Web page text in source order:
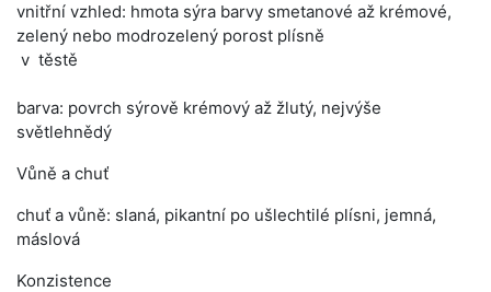
vnitřní vzhled: hmota sýra barvy smetanové až krémové,
zelený nebo modrozelený porost plísně
v těstě
barva: povrch sýrově krémový až žlutý, nejvýše
světlehnědý
Vůně a chuť
chuť a vůně: slaná, pikantní po ušlechtilé plísni, jemná,
máslová
Konzistence